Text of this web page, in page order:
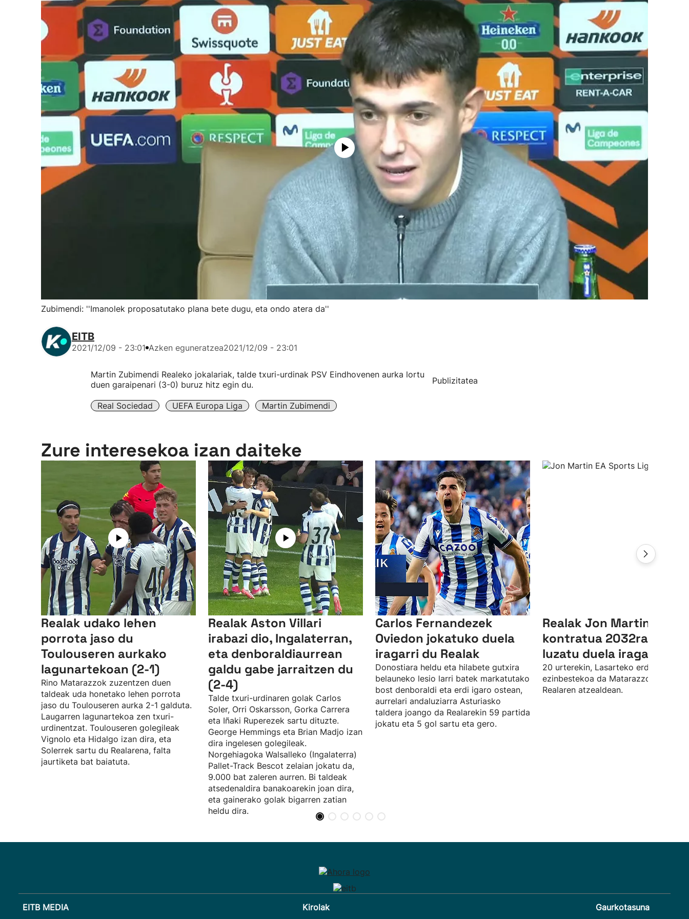
Zubimendi: ''Imanolek proposatutako plana bete dugu, eta ondo atera da''
EITB
2021/12/09 - 23:01 Azken eguneratzea2021/12/09 - 23:01
Martin Zubimendi Realeko jokalariak, talde txuri-urdinak PSV Eindhovenen aurka lortu
duen garaipenari (3-0) buruz hitz egin du.
Real Sociedad UEFA Europa Liga Martin Zubimendi
Publizitatea
Zure interesekoa izan daiteke
Realak udako lehen
porrota jaso du
Toulouseren aurkako
lagunartekoan (2-1)
Rino Matarazzok zuzentzen duen
taldeak uda honetako lehen porrota
jaso du Toulouseren aurka 2-1 galduta.
Laugarren lagunartekoa zen txuri-
urdinentzat. Toulouseren golegileak
Vignolo eta Hidalgo izan dira, eta
Solerrek sartu du Realarena, falta
jaurtiketa bat baiatuta.
Realak Aston Villari
irabazi dio, Ingalaterran,
eta denboraldiaurrean
galdu gabe jarraitzen du
(2-4)
Talde txuri-urdinaren golak Carlos
Soler, Orri Oskarsson, Gorka Carrera
eta Iñaki Ruperezek sartu dituzte.
George Hemmings eta Brian Madjo izan
dira ingelesen golegileak.
Norgehiagoka Walsalleko (Ingalaterra)
Pallet-Track Bescot zelaian jokatu da,
9.000 bat zaleren aurren. Bi taldeak
atsedenaldira banakoarekin joan dira,
eta gainerako golak bigarren zatian
heldu dira.
Carlos Fernandezek
Oviedon jokatuko duela
iragarri du Realak
Donostiara heldu eta hilabete gutxira
belauneko lesio larri batek markatutako
bost denboraldi eta erdi igaro ostean,
aurrelari andaluziarra Asturiasko
taldera joango da Realarekin 59 partida
jokatu eta 5 gol sartu eta gero.
Realak Jon Martinen
kontratua 2032ra arte
luzatu duela iragarri du
20 urterekin, Lasarteko erdiko
ezinbestekoa da Matarazzorentzat
Realaren atzealdean.
EITB MEDIA Kirolak Gaurkotasuna